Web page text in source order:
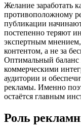
Желание заработать
противоположному
публикации
постепенно теряют
экспертным
контентом, а не за
Оптимальный
коммерческими
аудитории и
рекламы. Именно
остаётся главным
Роль